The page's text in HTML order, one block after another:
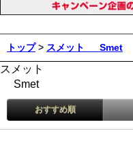
トップ > スメット Smet
スメット
Smet
おすすめ順